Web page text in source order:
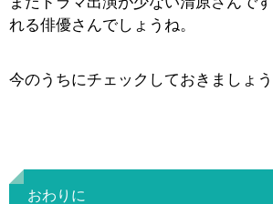
れる俳優さんでしょうね。
今のうちにチェックしておきましょう
おわりに